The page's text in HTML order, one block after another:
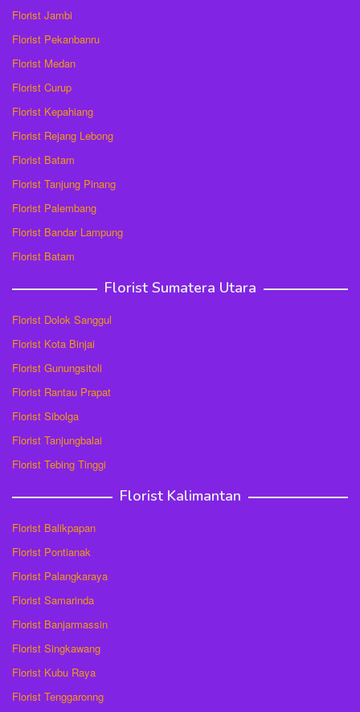
Florist Jambi
Florist Pekanbanru
Florist Medan
Florist Curup
Florist Kepahiang
Florist Rejang Lebong
Florist Batam
Florist Tanjung Pinang
Florist Palembang
Florist Bandar Lampung
Florist Batam
Florist Sumatera Utara
Florist Dolok Sanggul
Florist Kota Binjai
Florist Gunungsitoli
Florist Rantau Prapat
Florist Sibolga
Florist Tanjungbalai
Florist Tebing Tinggi
Florist Kalimantan
Florist Balikpapan
Florist Pontianak
Florist Palangkaraya
Florist Samarinda
Florist Banjarmassin
Florist Singkawang
Florist Kubu Raya
Florist Tenggaronng